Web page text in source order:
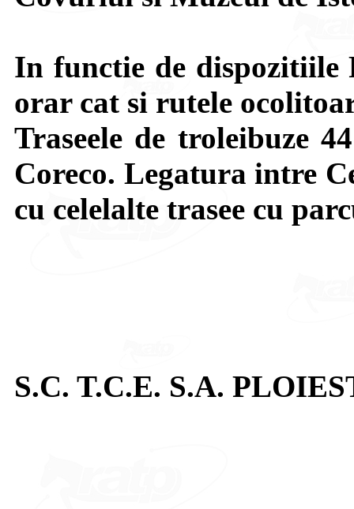
In functie de
orar cat si rutele
Traseele de troleibuze
Coreco. Legatura intre
cu celelalte trasee cu
S.C. T.C.E. S.A.